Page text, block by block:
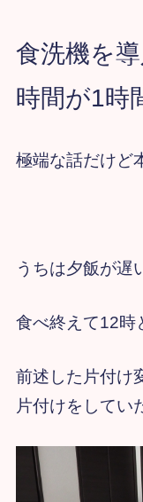
食洗機を
時間が1時
極端な話だけど
うちは夕飯が遅
食べ終えて12時
前述した片付け
片付けをしてい